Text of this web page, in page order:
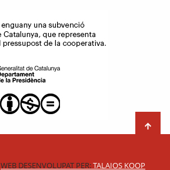
WEB DESENVOLUPAT PER:TALAIOS KOOP